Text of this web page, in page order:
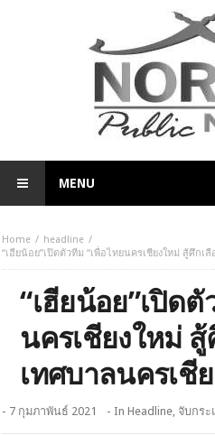
MENU
Home
headline
“เฮียน้อย”เปิดตัวทีม “เพื่อไทยนครเชียงใหม่ สู้ศึกเ
“เฮียน้อย”เปิด
นครเชียงใหม่ สู้
เทศบาลนครเชี
- 7 กุมภาพันธ์ 2021 - InHeadline, จับกร